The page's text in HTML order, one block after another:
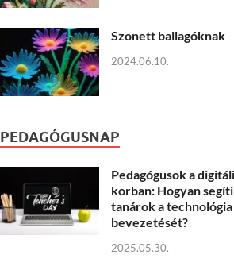
Szonett ballagóknak
2024.06.10.
PEDAGÓGUSNAP
Pedagógusok a
korban: Hogyan
tanárok a technológia
bevezetését?
2025.05.30.